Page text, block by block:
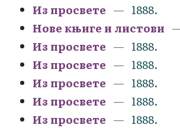
Из просвете
1888.
Нове књиге и листови
Из просвете
1888.
Из просвете
1888.
Из просвете
1888.
Из просвете
1888.
Из просвете
1888.